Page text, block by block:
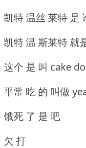
凯特 温丝 莱特 是
凯特 温 斯莱特 就
这个 是 叫 cake
平常 吃 的 叫做
饿死 了 是 吧
欠 打